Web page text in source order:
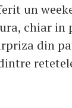
un
chiar in
din